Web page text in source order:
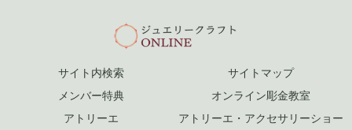
サイト内検索
サイトマップ
メンバー特典
オンライン彫金教室
アトリーエ
アトリーエ・アクセサリーショー